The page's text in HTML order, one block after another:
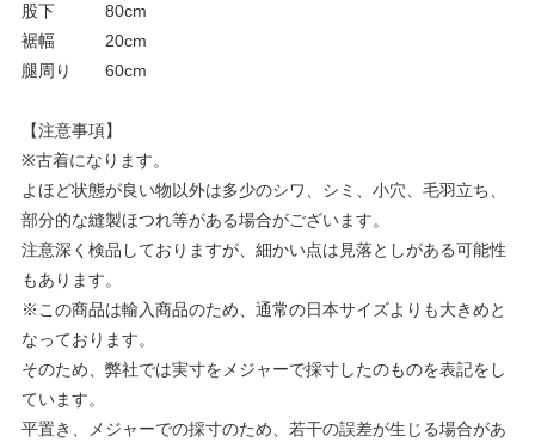
股下 80cm
裾幅 20cm
腿周り 60cm
【注意事項】
※古着になります。
よほど状態が良い物以外は多少のシワ、シミ、小穴、毛羽立ち、
部分的な縫製ほつれ等がある場合がございます。
注意深く検品しておりますが、細かい点は見落としがある可能性
もあります。
※この商品は輸入商品のため、通常の日本サイズよりも大きめと
なっております。
そのため、弊社では実寸をメジャーで採寸したのものを表記をし
ています。
平置き、メジャーでの採寸のため、若干の誤差が生じる場合があ